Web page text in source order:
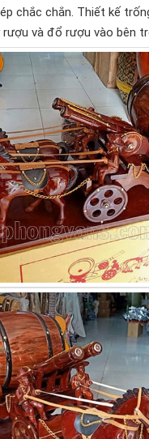
chắc chắn. Thiết kế
và đổ rượu vào bên